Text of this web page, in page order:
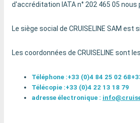
d'accréditation IATA n° 202 465 05
Le siège social de CRUISELINE SAM
Les coordonnées de CRUISELINE sont
Téléphone :+33 (0)4 84 25 02 68
Télécopie :+33 (0)4 22 13 18 79
adresse électronique :